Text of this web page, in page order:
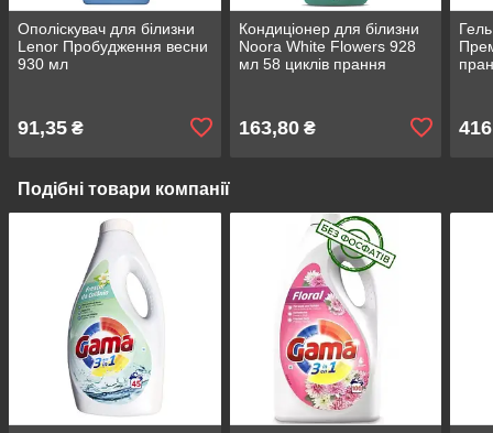
Ополіскувач для білизни
Lenor Пробудження весни
930 мл
91,35 ₴
Кондиціонер для білизни
Noora White Flowers 928
мл 58 циклів прання
163,80₴
Подібні товари компанії